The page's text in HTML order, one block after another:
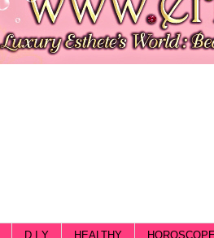
D.I.Y HEALTHY